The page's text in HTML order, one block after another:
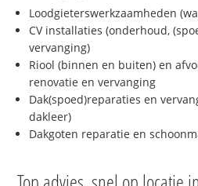
Loodgieterswerkzaamheden
CV installaties (onderhoud,
vervanging)
Riool (binnen en buiten) en
renovatie en vervanging
Dak(spoed)reparaties en
dakleer)
Dakgoten reparatie en